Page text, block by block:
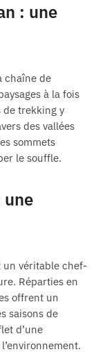
: une
chaîne de
à la fois
de trekking y
des vallées
sommets
le souffle.
une
un véritable chef-
Réparties en
offrent un
saisons de
d’une